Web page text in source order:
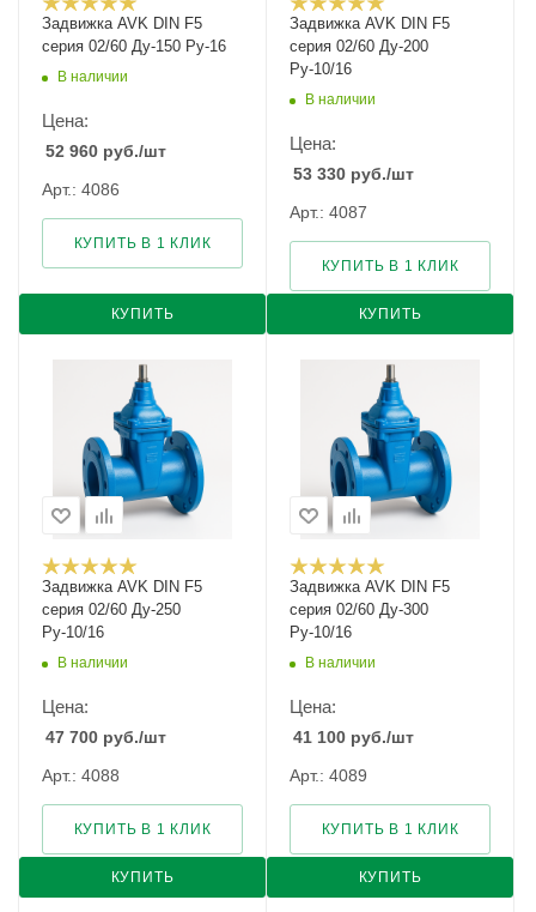
Задвижка AVK DIN F5
серия 02/60 Ду-150 Ру-16
В наличии
Цена:
52 960 руб./шт
Арт.: 4086
КУПИТЬ
КУПИТЬ В 1 КЛИК
Задвижка AVK DIN F5
серия 02/60 Ду-200
Ру-10/16
В наличии
Цена:
53 330 руб./шт
Арт.: 4087
КУПИТЬ
КУПИТЬ В 1 КЛИК
Задвижка AVK DIN F5
серия 02/60 Ду-250
Ру-10/16
В наличии
Цена:
47 700 руб./шт
Арт.: 4088
КУПИТЬ
КУПИТЬ В 1 КЛИК
Задвижка AVK DIN F5
серия 02/60 Ду-300
Ру-10/16
В наличии
Цена:
41 100 руб./шт
Арт.: 4089
КУПИТЬ
КУПИТЬ В 1 КЛИК